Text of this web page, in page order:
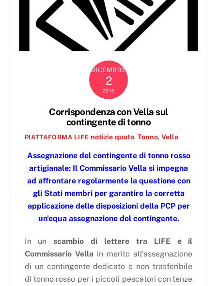
DICEMBRE
2
2016
Corrispondenza con Vella sul
contingente di tonno
PIATTAFORMA LIFE notizie quota, Tonno, Vella
Assegnazione del contingente di tonno rosso
artigianale: Il Commissario Vella si impegna
ad affrontare regolarmente la questione con
gli Stati membri per garantire la corretta
applicazione delle disposizioni della PCP per
un'equa assegnazione del contingente.
In unscambio di lettere tra LIFE e il
Commissario Vellain merito all'assegnazione
di un contingente dedicato e non trasferibile
di tonno rosso per i piccoli pescatori con lenze